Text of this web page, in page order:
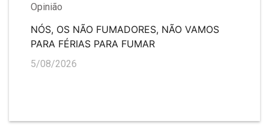
Opinião
NÓS, OS NÃO FUMADORES, NÃO VAMOS
PARA FÉRIAS PARA FUMAR
5/08/2026